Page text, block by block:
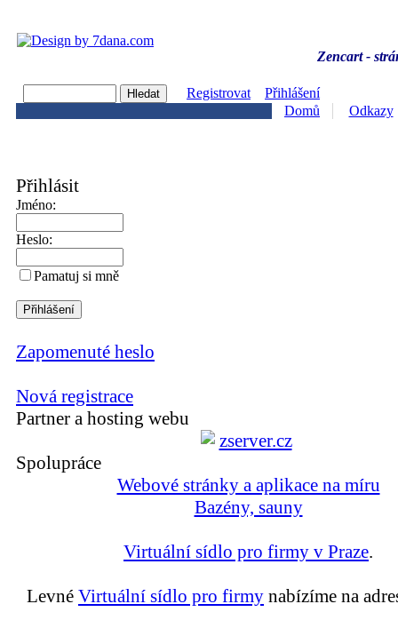
Zencart -
Registrovat
Přihlášení
Domů
Odkazy
Přihlásit
Jméno:
Heslo:
Pamatuj si mně
Zapomenuté heslo
Nová registrace
Partner a hosting webu
Spolupráce
Webové stránky a aplikace na míru
Bazény, sauny
Virtuální sídlo pro firmy v Praze.
Levné Virtuální sídlo pro firmy nabízíme na